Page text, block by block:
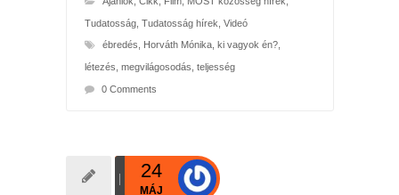
Tudatosság, Tudatosság hírek Videó
ébredés
Horváth Mónika, ki vagyok én?,
létezés megvilágosodás teljesség
0 Comments
24
MÁJ